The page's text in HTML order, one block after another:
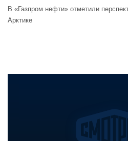
В «Газпром нефти» отметили
Арктике